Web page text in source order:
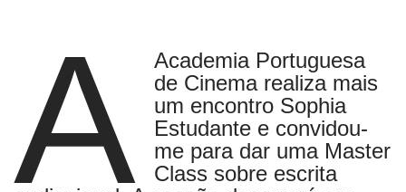
A
Academia Portuguesa
de Cinema realiza mais
um encontro Sophia
Estudante e convidou-
me para dar uma Master
Class sobre escrita